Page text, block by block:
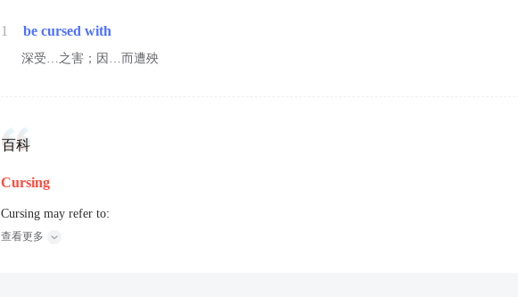
1 be cursed with
深受…之害；因…而遭殃
百科
Cursing
Cursing may refer to:
查看更多